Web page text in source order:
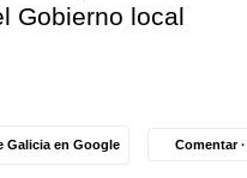
Gobierno local
Galicia en Google Comentar ·